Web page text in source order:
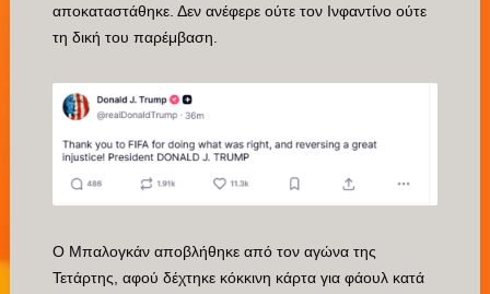
αποκαταστάθηκε. Δεν ανέφερε ούτε τον Ινφαντίνο ούτε
τη δική του παρέμβαση.
Ο Μπαλογκάν αποβλήθηκε από τον αγώνα της
Τετάρτης, αφού δέχτηκε κόκκινη κάρτα για φάουλ κατά